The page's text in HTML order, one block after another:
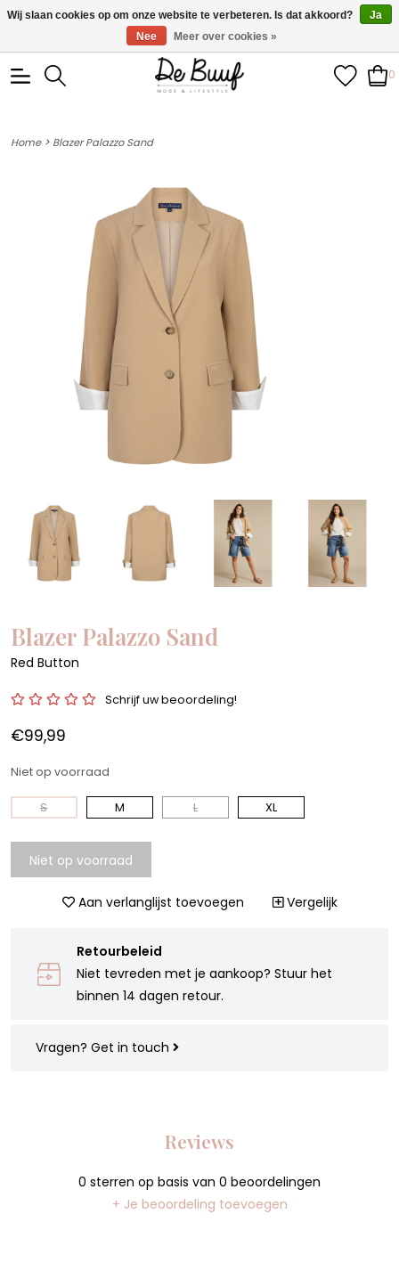
• Wekelijks nieuwe items • Gratis verzending >€100,- •
Verzonden binnen 1-3 werkdagen
0
Home> Blazer Palazzo Sand
Blazer Palazzo Sand
Red Button
Schrijf uw beoordeling!
€99,99
Niet op voorraad
S M L XL
Niet op voorraad
Aan verlanglijst toevoegen Vergelijk
Retourbeleid
Niet tevreden met je aankoop? Stuur het
binnen 14 dagen retour.
Vragen? Get in touch
Reviews
0 sterren op basis van 0 beoordelingen
+ Je beoordeling toevoegen
Wij slaan cookies op om onze website te verbeteren. Is dat akkoord?
Ja
Nee
Meer over cookies »